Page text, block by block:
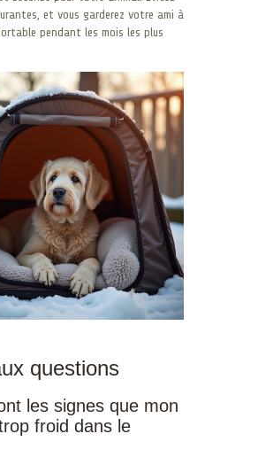
et vous garderez votre ami à
pendant les mois les plus
questions
les signes que mon
froid dans le